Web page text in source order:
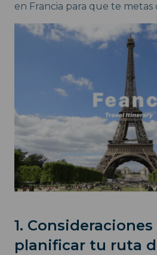
en Francia para que te metas
1. Consideraciones
planificar tu ruta